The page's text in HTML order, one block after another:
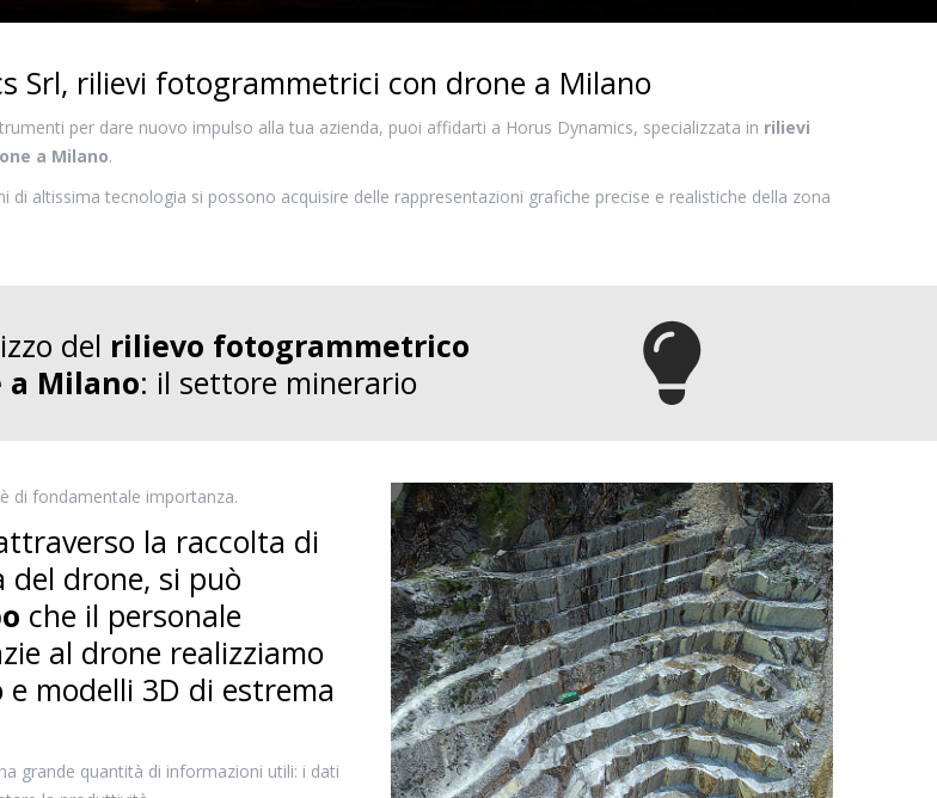
Srl, rilievi fotogrammetrici con drone a Milano
per dare nuovo impulso alla tua azienda, puoi affidarti a Horus Dynamics, specializzata in rilievi
a Milano.
di altissima tecnologia si possono acquisire delle rappresentazioni grafiche precise e realistiche della zona
del rilievo fotogrammetrico
a Milano: il settore minerario
di fondamentale importanza.
la raccolta di
del drone, si può
che il personale
al drone realizziamo
e modelli 3D di estrema
grande quantità di informazioni utili: i dati